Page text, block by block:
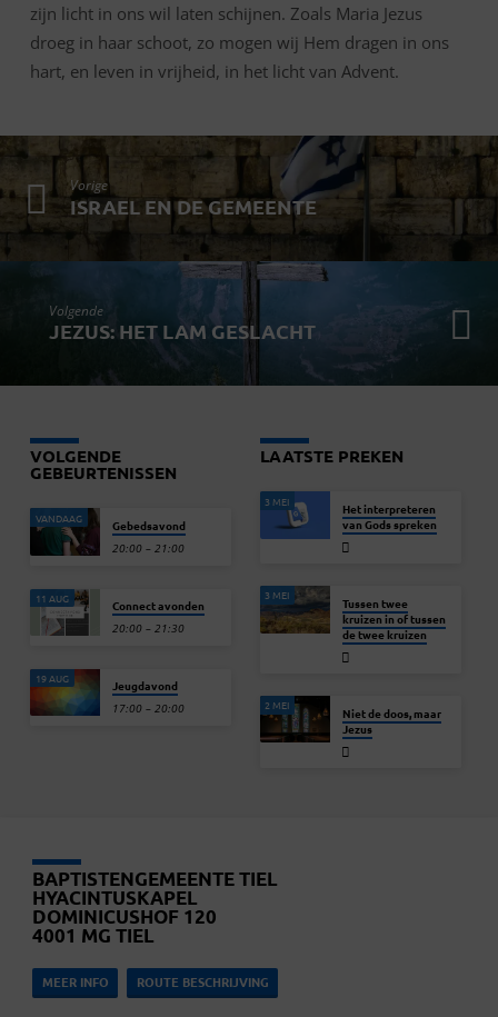
zijn licht in ons wil laten schijnen. Zoals Maria Jezus
droeg in haar schoot, zo mogen wij Hem dragen in ons
hart, en leven in vrijheid, in het licht van Advent.
Vorige
ISRAEL EN DE GEMEENTE
Volgende
JEZUS: HET LAM GESLACHT
VOLGENDE
GEBEURTENISSEN
VANDAAG Gebedsavond
20:00 – 21:00
11 AUG Connect avonden
20:00 – 21:30
19 AUG Jeugdavond
17:00 – 20:00
LAATSTE PREKEN
3 MEI
Het interpreteren
van Gods spreken
3 MEI
Tussen twee
kruizen in of tussen
de twee kruizen
2 MEI
Niet de doos, maar
Jezus
BAPTISTENGEMEENTE TIEL
HYACINTUSKAPEL
DOMINICUSHOF 120
4001 MG TIEL
MEER INFO ROUTE BESCHRIJVING